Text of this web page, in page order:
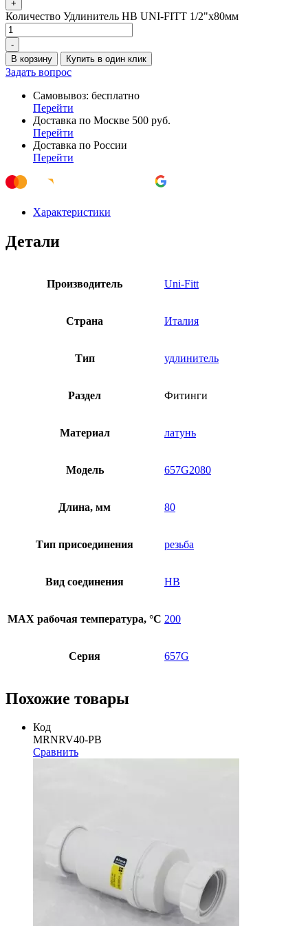
+
Количество Удлинитель НВ UNI-FITT 1/2"x80мм
-
В корзину
Купить в один клик
Задать вопрос
Самовывоз: бесплатно
Перейти
Доставка по Москве 500 руб.
Перейти
Доставка по России
Перейти
Характеристики
Детали
Производитель Uni-Fitt
Страна Италия
Тип удлинитель
Раздел Фитинги
Материал латунь
Модель 657G2080
Длина, мм 80
Тип присоединения резьба
Вид соединения НВ
MAX рабочая температура, °C 200
Серия 657G
Похожие товары
Код
MRNRV40-PB
Сравнить